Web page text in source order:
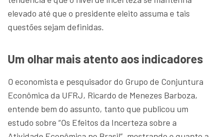
elevado até que o presidente eleito assuma e tais
questões sejam definidas.
Um olhar mais atento aos indicadores
O economista e pesquisador do Grupo de Conjuntura
Econômica da UFRJ, Ricardo de Menezes Barboza,
entende bem do assunto, tanto que publicou um
estudo sobre “Os Efeitos da Incerteza sobre a